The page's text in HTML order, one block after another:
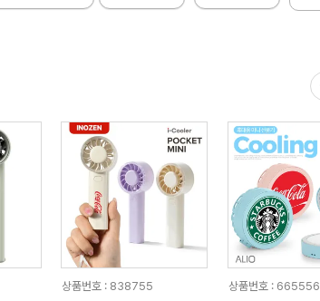
상품번호 : 838755
상품번호 : 665556